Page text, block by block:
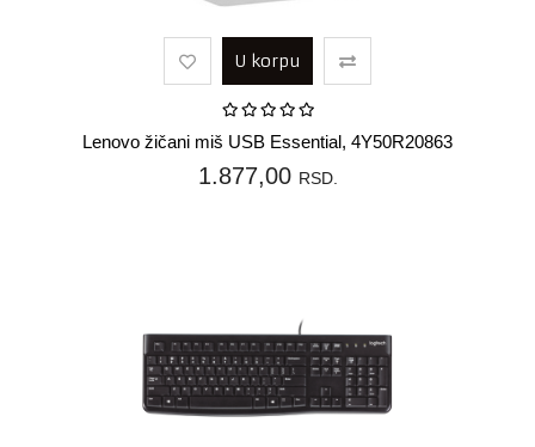
U korpu
Lenovo žičani miš USB Essential, 4Y50R20863
1.877,00 RSD.